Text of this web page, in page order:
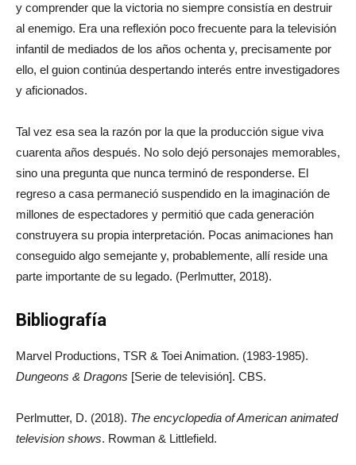
y comprender que la victoria no siempre consistía en destruir
al enemigo. Era una reflexión poco frecuente para la televisión
infantil de mediados de los años ochenta y, precisamente por
ello, el guion continúa despertando interés entre investigadores
y aficionados.
Tal vez esa sea la razón por la que la producción sigue viva
cuarenta años después. No solo dejó personajes memorables,
sino una pregunta que nunca terminó de responderse. El
regreso a casa permaneció suspendido en la imaginación de
millones de espectadores y permitió que cada generación
construyera su propia interpretación. Pocas animaciones han
conseguido algo semejante y, probablemente, allí reside una
parte importante de su legado. (Perlmutter, 2018).
Bibliografía
Marvel Productions, TSR & Toei Animation. (1983-1985).
Dungeons & Dragons [Serie de televisión]. CBS.
Perlmutter, D. (2018). The encyclopedia of American animated
television shows. Rowman & Littlefield.